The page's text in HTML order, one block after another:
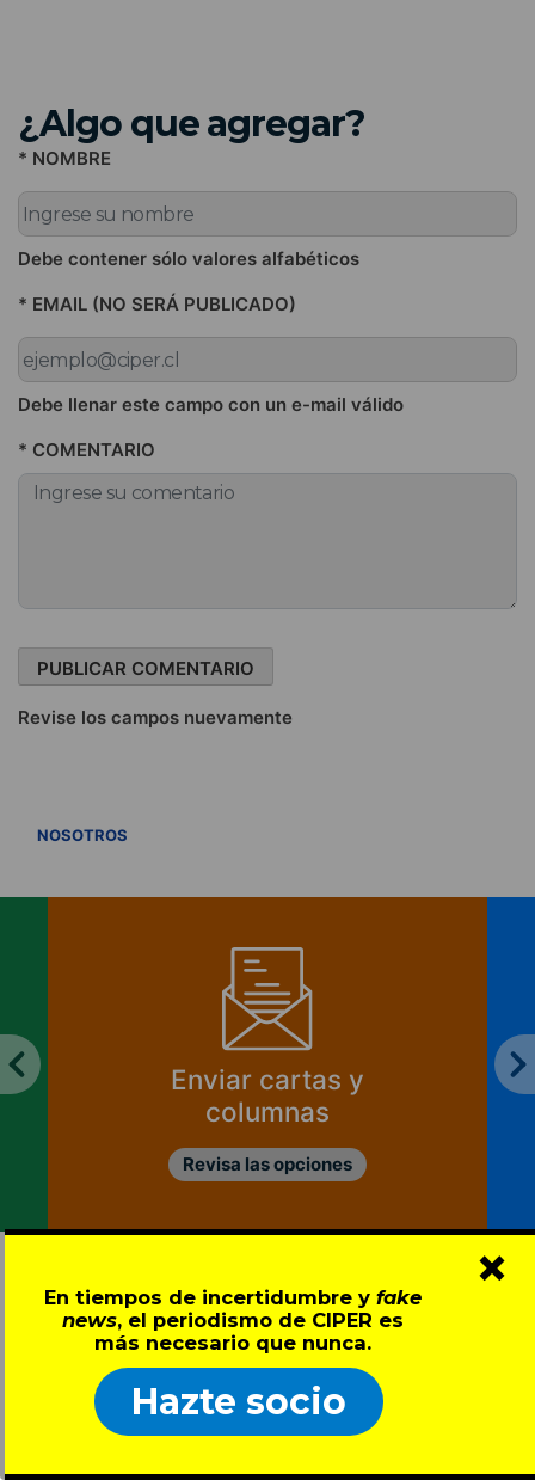
En tiempos de incertidumbre y fake
news, el periodismo de CIPER es
más necesario que nunca.
Hazte socio
×
¿Algo que agregar?
* NOMBRE
Debe contener sólo valores alfabéticos
* EMAIL (NO SERÁ PUBLICADO)
Debe llenar este campo con un e-mail válido
* COMENTARIO
Revise los campos nuevamente
NOSOTROS
Enviar cartas y
columnas
Revisa las opciones